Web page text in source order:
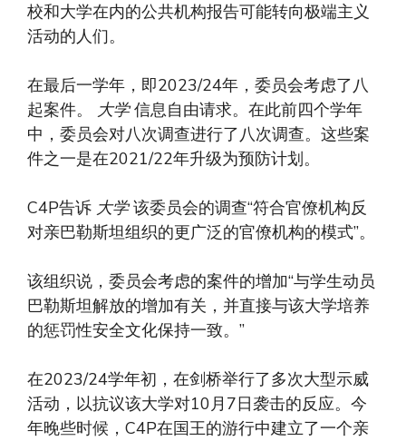
校和大学在内的公共机构报告可能转向极端主义
活动的人们。
在最后一学年，即2023/24年，委员会考虑了八
起案件。 大学信息自由请求。在此前四个学年
中，委员会对八次调查进行了八次调查。这些案
件之一是在2021/22年升级为预防计划。
C4P告诉 大学该委员会的调查“符合官僚机构反
对亲巴勒斯坦组织的更广泛的官僚机构的模式”。
该组织说，委员会考虑的案件的增加“与学生动员
巴勒斯坦解放的增加有关，并直接与该大学培养
的惩罚性安全文化保持一致。”
在2023/24学年初，在剑桥举行了多次大型示威
活动，以抗议该大学对10月7日袭击的反应。今
年晚些时候，C4P在国王的游行中建立了一个亲